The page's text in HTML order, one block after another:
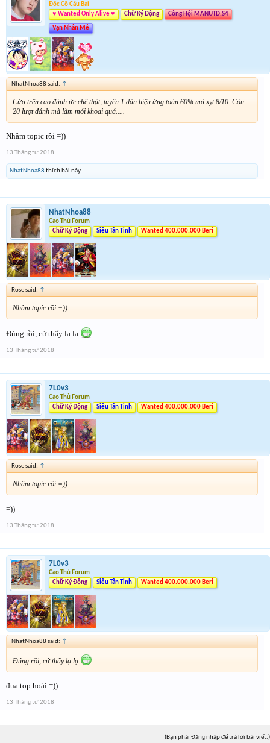
Độc Cô Cầu Bại
♥ Wanted Only Alive ♥
Chữ Ký Động Công Hội MANUTD.S4
Vạn Nhân Mê
NhatNhoa88 said: ↑
Cửa trên cao đánh ức chế thật, tuyển 1 dàn hiệu ứng toàn 60% mà xỵt 8/10. Còn
20 lượt đánh mà làm mới khoai quá.....
Nhầm topic rồi =))
13 Tháng tư 2018
NhatNhoa88 thích bài này.
NhatNhoa88
Cao Thủ Forum
Chữ Ký Động
Siêu Tân Tinh Wanted 400.000.000 Beri
Rose said: ↑
Nhầm topic rồi =))
Đúng rồi, cứ thấy lạ lạ
13 Tháng tư 2018
7L0v3
Cao Thủ Forum
Chữ Ký Động
Siêu Tân Tinh Wanted 400.000.000 Beri
Rose said: ↑
Nhầm topic rồi =))
=))
13 Tháng tư 2018
7L0v3
Cao Thủ Forum
Chữ Ký Động
Siêu Tân Tinh Wanted 400.000.000 Beri
NhatNhoa88 said: ↑
Đúng rồi, cứ thấy lạ lạ
đua top hoài =))
13 Tháng tư 2018
(Bạn phải Đăng nhập để trả lời bài viết.)